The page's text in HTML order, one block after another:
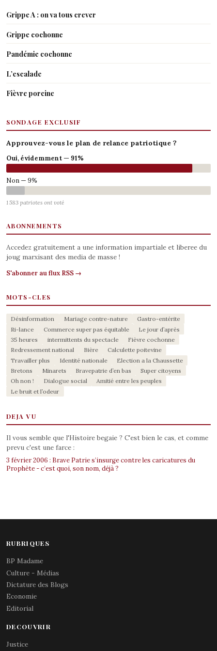
Grippe A : on va tous crever
Grippe cochonne
Pandémie cochonne
L’escalade
Fièvre porcine
SONDAGE EXCLUSIF
Approuvez-vous le plan de relance patriotique ?
Oui, évidemment — 91%
Non — 9%
1 583 patriotes ont voté
ABONNEMENTS
Accedez gratuitement a une information impartiale et liberee du
joug marxisant des media de masse !
S'abonner au flux RSS →
MOTS-CLES
Désinformation Mariage contre-nature
Gastro-entérite
Ri-lance
Commerce super pas équitable
Le jour d’après
35 heures
intermittents du spectacle
Fièvre cochonne
Redressement national
Bière
Calculette poitevine
Travailler plus
Identité nationale
Election a la Chaussette
Bretons
Minarets Bravepatrie d’en bas
Super citoyens
Oh non !
Dialogue social
Amitié entre les peuples
Le bruit et l’odeur
DEJA VU
Il vous semble que l'Histoire begaie ? C'est bien le cas, et comme
prevu c'est une farce :
3 février 2006 : Brave Patrie s’insurge contre les caricatures du
Prophète - c’est quoi, son nom, déjà ?
RUBRIQUES
BP Madame
Culture - Médias
Dictature des Blogs
Economie
Editorial
DECOUVRIR
Justice